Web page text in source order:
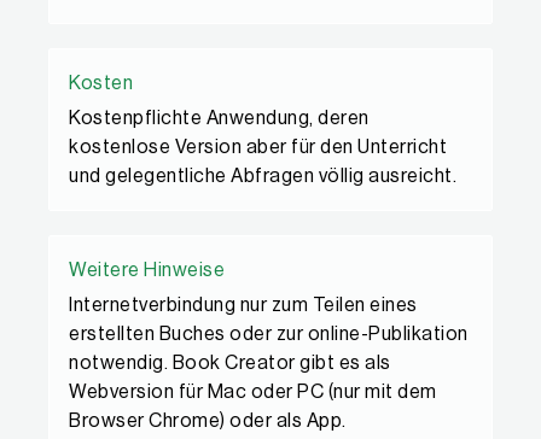
Kosten
Kostenpflichte Anwendung, deren
kostenlose Version aber für den Unterricht
und gelegentliche Abfragen völlig ausreicht.
Weitere Hinweise
Internetverbindung nur zum Teilen eines
erstellten Buches oder zur online-Publikation
notwendig. Book Creator gibt es als
Webversion für Mac oder PC (nur mit dem
Browser Chrome) oder als App.